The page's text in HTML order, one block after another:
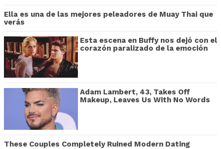
Ella es una de las mejores peleadores de Muay Thai que
verás
Esta escena en Buffy nos dejó con el
corazón paralizado de la emoción
Adam Lambert, 43, Takes Off
Makeup, Leaves Us With No Words
These Couples Completely Ruined Modern Dating